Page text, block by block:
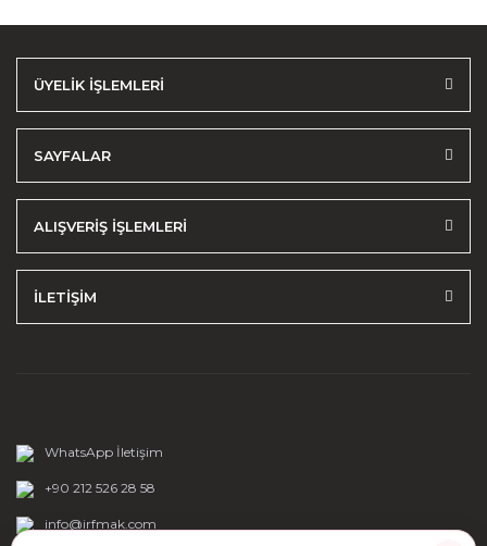
ÜYELİK İŞLEMLERİ
SAYFALAR
ALIŞVERİŞ İŞLEMLERİ
İLETİŞİM
WhatsApp İletişim
+90 212 526 28 58
info@irfmak.com